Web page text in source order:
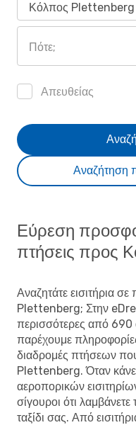
Κόλπος Plettenberg
Πότε;
Απευθείας
Αναζήτηση
Εύρεση
πτήσεις προς
Αναζητάτε εισιτήρια
Plettenberg; Στην
περισσότερες από 690
παρέχουμε
διαδρομές πτήσεων
Plettenberg. Όταν
αεροπορικών
σίγουροι ότι
ταξίδι σας. Από